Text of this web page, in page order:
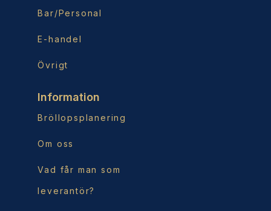
Bar/Personal
E-handel
Övrigt
Information
Bröllopsplanering
Om oss
Vad får man som
leverantör?